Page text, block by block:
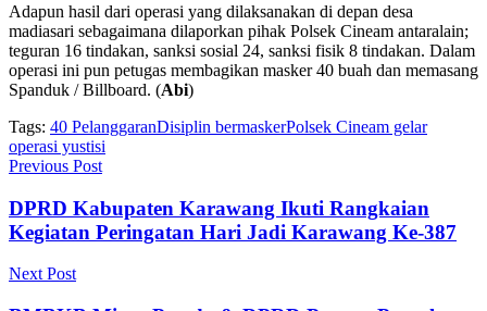
Adapun hasil dari operasi yang dilaksanakan di depan desa
madiasari sebagaimana dilaporkan pihak Polsek Cineam antaralain;
teguran 16 tindakan, sanksi sosial 24, sanksi fisik 8 tindakan. Dalam
operasi ini pun petugas membagikan masker 40 buah dan memasang
Spanduk / Billboard. (Abi)
Tags: 40 PelanggaranDisiplin bermaskerPolsek Cineam gelar
operasi yustisi
Previous Post
DPRD Kabupaten Karawang Ikuti Rangkaian
Kegiatan Peringatan Hari Jadi Karawang Ke-387
Next Post